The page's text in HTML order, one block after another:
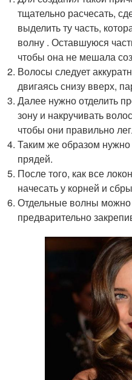
тщательно расчесать,
выделить ту часть,
волну . Оставшуюся
чтобы она не мешала
Волосы следует
двигаясь снизу вверх,
Далее нужно отделить
зону и накручивать
чтобы они правильно
Таким же образом нужно
прядей.
После того, как все
начесать у корней и
Отдельные волны можно
предварительно